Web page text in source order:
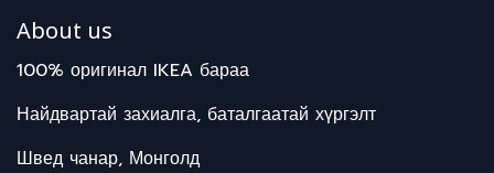
About us
100% оригинал IKEA бараа
Найдвартай захиалга, баталгаатай хүргэлт
Швед чанар, Монголд